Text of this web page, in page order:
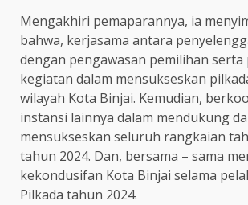
Mengakhiri pemaparannya, ia
bahwa, kerjasama antara
dengan pengawasan pemilihan serta
kegiatan dalam mensukseskan
wilayah Kota Binjai. Kemudian,
instansi lainnya dalam mendukung
mensukseskan seluruh rangkaian
tahun 2024. Dan, bersama – sama
kekondusifan Kota Binjai selama
Pilkada tahun 2024.